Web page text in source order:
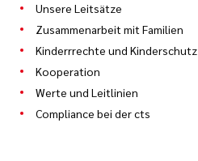
Unsere Leitsätze
Zusammenarbeit mit Familien
Kinderrrechte und Kinderschutz
Kooperation
Werte und Leitlinien
Compliance bei der cts